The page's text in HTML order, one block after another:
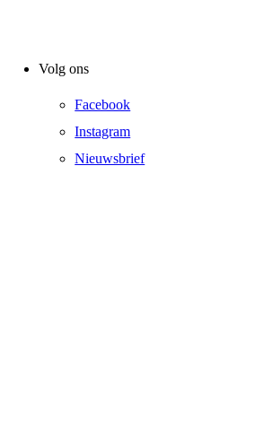
Volg ons
Facebook
Instagram
Nieuwsbrief